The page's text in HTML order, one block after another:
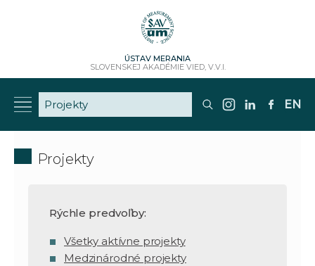
ÚSTAV MERANIA
SLOVENSKEJ AKADÉMIE VIED, V.V.I.
EN
Projekty
Rýchle predvoľby:
Všetky aktívne projekty
Medzinárodné projekty